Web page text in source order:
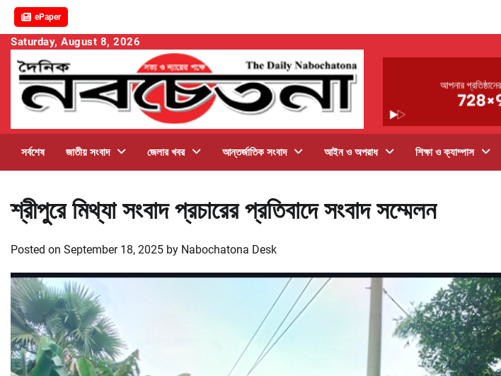
ePaper
Skip
content
Saturday, August 8, 2026
সর্বশেষ জাতীয় সংবাদ জেলার খবর আন্তর্জাতিক সংবাদ আইন ও অপরাধ শিক্ষা ও ক্যাম্পাস
শ্রীপুরে মিথ্যা সংবাদ প্রচারের প্রতিবাদে সংবাদ সম্মেলন
Posted on September 18, 2025 by Nabochatona Desk